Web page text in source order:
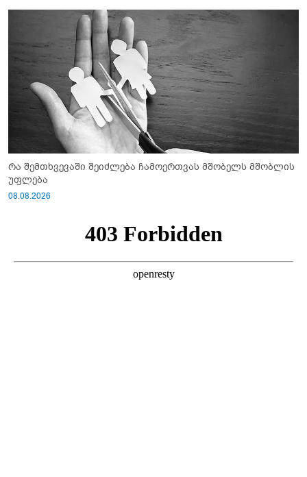
რა შემთხვევაში შეიძლება ჩამოერთვას მშობელს მშობლის
უფლება
08.08.2026